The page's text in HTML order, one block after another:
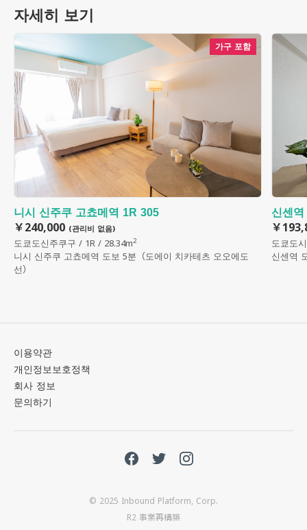
자세히 보기
가구 포함
니시 신주쿠 고쵸메역 1R 305
￥240,000 (관리비 없음)
도쿄도신주쿠구 / 1R / 28.34m2
니시 신주쿠 고쵸메역 도보 5분（도에이 치카테츠 오오에도
선）
신센
￥
도쿄도
신센역
이용약관
개인정보보호정책
회사 정보
문의하기
© 2025 Inbound Platform, Corp.
R2 事業再構築